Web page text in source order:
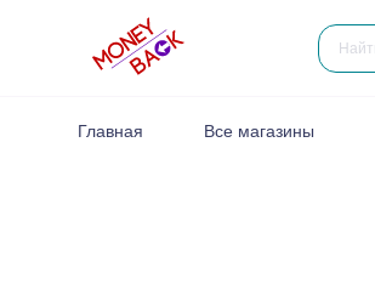
Главная Все магазины